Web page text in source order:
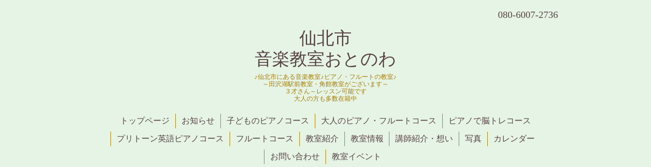
080-6007-2736
仙北市
音楽教室おとのわ
♪仙北市にある音楽教室♪ピアノ・フルートの教室♪
～田沢湖駅前教室・角館教室がございます～
３才さん～レッスン可能です
大人の方も多数在籍中
トップページ お知らせ 子どものピアノコース 大人のピアノ・フルートコース
ピアノで脳トレコース
プリトーン英語ピアノコース
フルートコース 教室紹介 教室情報 講師紹介・想い 写真
カレンダー
お問い合わせ
教室イベント